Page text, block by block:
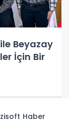
Beyazay
İçin Bir
Haber